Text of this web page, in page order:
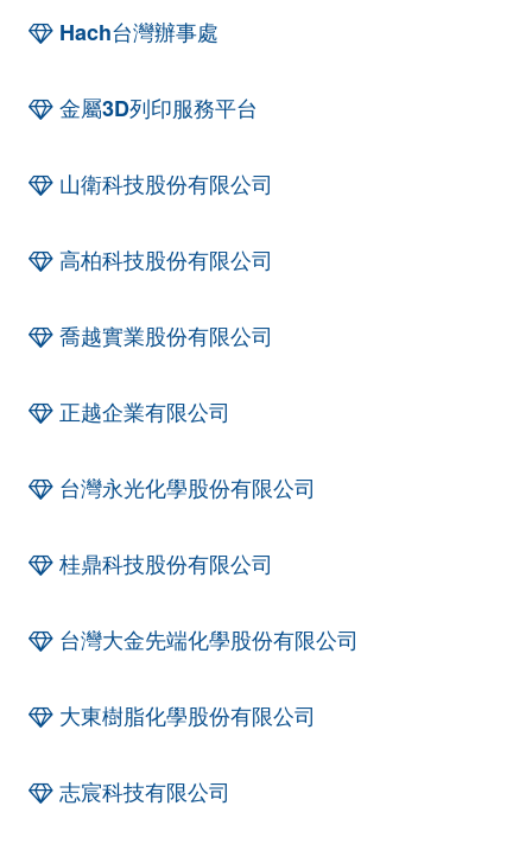
Hach台灣辦事處
金屬3D列印服務平台
山衛科技股份有限公司
高柏科技股份有限公司
喬越實業股份有限公司
正越企業有限公司
台灣永光化學股份有限公司
桂鼎科技股份有限公司
台灣大金先端化學股份有限公司
大東樹脂化學股份有限公司
志宸科技有限公司